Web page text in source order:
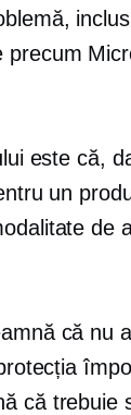
precum
este că,
un
de
că nu
că trebuie